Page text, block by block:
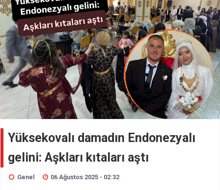
Yüksekovalı damadın Endonezyalı
gelini: Aşkları kıtaları aştı
Genel 06 Ağustos 2025 - 02:32